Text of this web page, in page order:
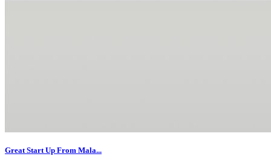
Great Start Up From Mala...